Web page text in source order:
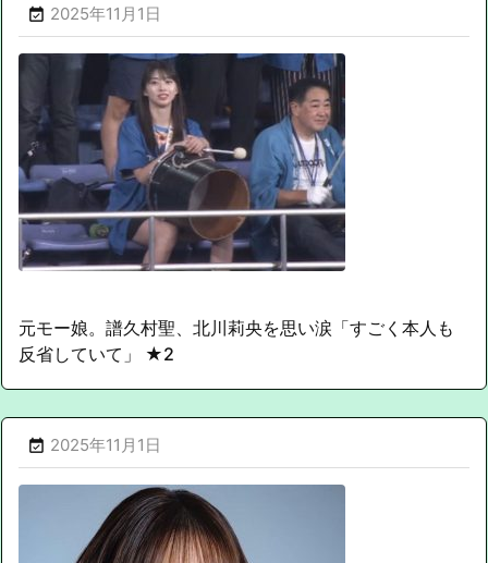
 2025年11月1日
元モー娘。譜久村聖、北川莉央を思い涙「すごく本人も
反省していて」 ★2
 2025年11月1日